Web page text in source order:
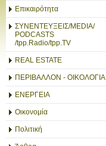
Επικαιρότητα
ΣΥΝΕΝΤΕΥΞΕΙΣ/MEDIA/
PODCASTS
/tpp.Radio/tpp.TV
REAL ESTATE
ΠΕΡΙΒΑΛΛΟΝ - ΟΙΚΟΛΟΓΙΑ
ΕΝΕΡΓΕΙΑ
Οικονομία
Πολιτική